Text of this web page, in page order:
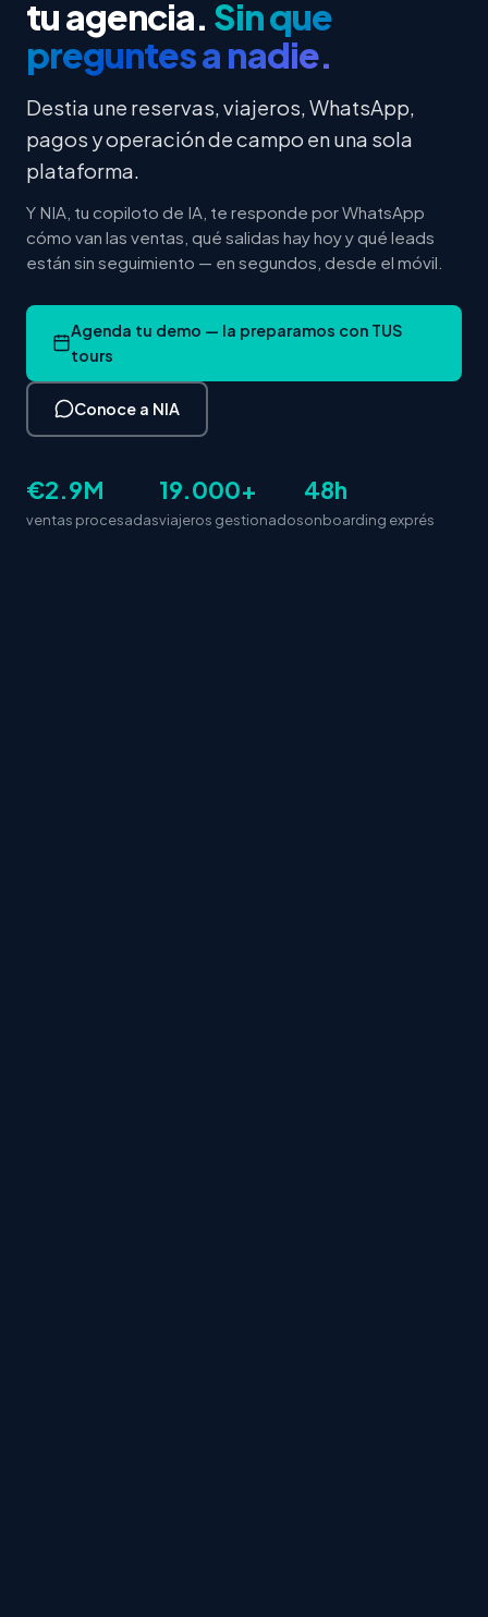
tu agencia. Sin que
preguntes a nadie.
Destia une reservas, viajeros, WhatsApp,
pagos y operación de campo en una sola
plataforma.
Y NIA, tu copiloto de IA, te responde por WhatsApp
cómo van las ventas, qué salidas hay hoy y qué leads
están sin seguimiento — en segundos, desde el móvil.
Agenda tu demo — la preparamos con TUS
tours
Conoce a NIA
€2.9M
ventas procesadas
19.000+
viajeros gestionados
48h
onboarding exprés